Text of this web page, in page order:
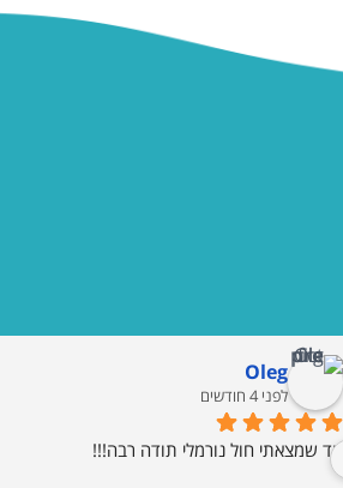
Oleg
לפני 4 חודשים
עד שמצאתי חול נורמלי תודה רבה!!!